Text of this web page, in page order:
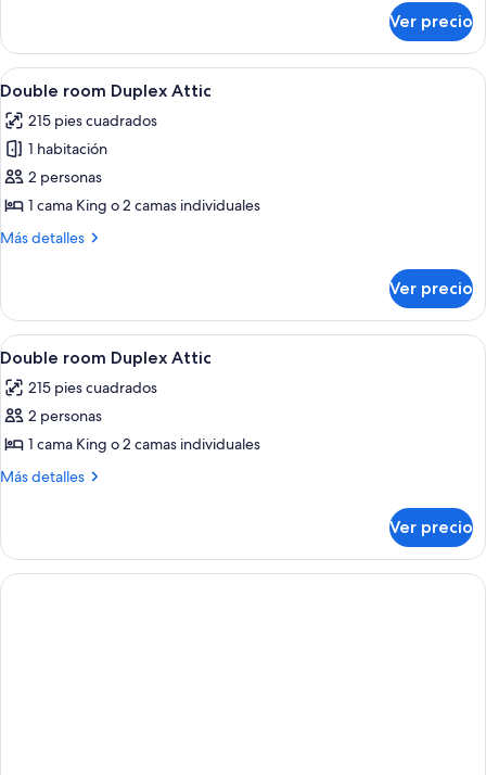
doble
Deluxe
Ver precio
Abrir
todas
las
fotos
de
Double
room
Una habitación con un escritorio de
9
Double room Duplex Attic
215 pies cuadrados
1 habitación
2 personas
1 cama King o 2 camas individuales
Más detalles
Más
room
Duplex
Attic
Ver precio
Abrir
todas
las
fotos
de
Double
Attic
Baño | Amenidades de baño de
3
Double room Duplex Attic
215 pies cuadrados
2 personas
1 cama King o 2 camas individuales
Más detalles
Más
room
Duplex
Attic
Ver precio